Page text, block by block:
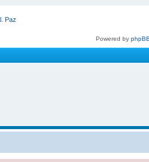
Paz
Powered by